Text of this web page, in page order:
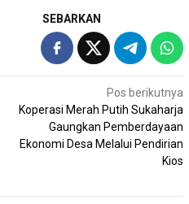
SEBARKAN
Pos berikutnya
Koperasi Merah Putih Sukaharja
Gaungkan Pemberdayaan
Ekonomi Desa Melalui Pendirian
Kios